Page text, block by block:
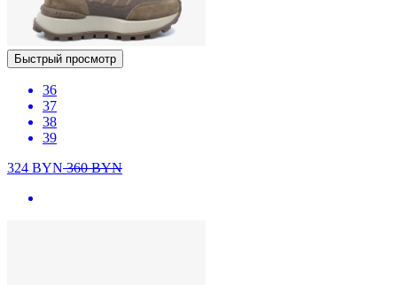
Быстрый просмотр
36
37
38
39
324 BYN360BYN